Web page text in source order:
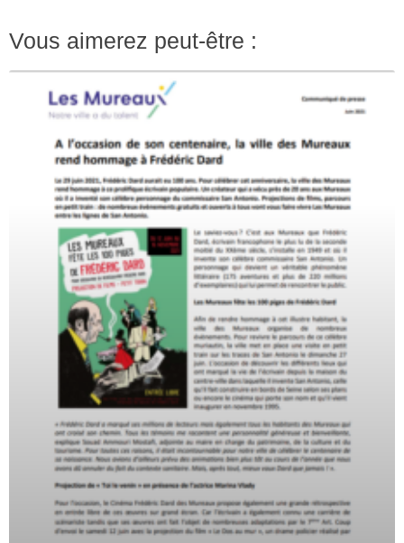
Vous aimerez peut-être :